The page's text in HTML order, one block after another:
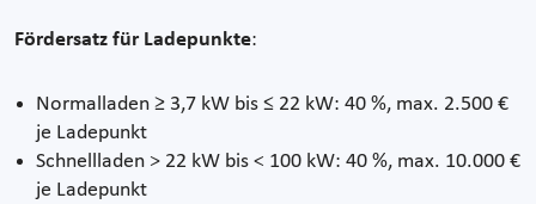
Fördersatz für Ladepunkte:
Normalladen ≥ 3,7 kW bis ≤ 22 kW: 40 %, max. 2.500 €
je Ladepunkt
Schnellladen > 22 kW bis < 100 kW: 40 %, max. 10.000 €
je Ladepunkt